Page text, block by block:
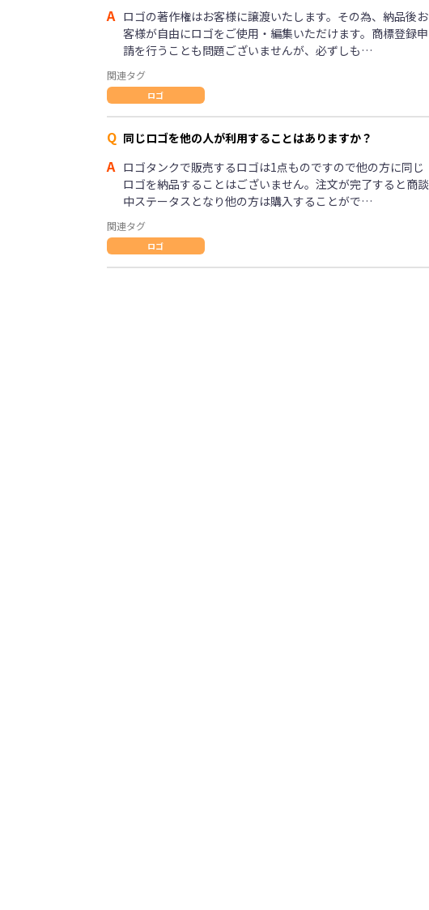
A ロゴの著作権はお客様に譲渡いたします。その為、納品後お
客様が自由にロゴをご使用・編集いただけます。商標登録申
請を行うことも問題ございませんが、必ずしも…
関連タグ
ロゴ
Q 同じロゴを他の人が利用することはありますか？
A ロゴタンクで販売するロゴは1点ものですので他の方に同じ
ロゴを納品することはございません。注文が完了すると商談
中ステータスとなり他の方は購入することがで…
関連タグ
ロゴ